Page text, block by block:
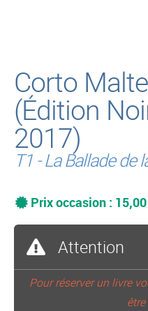
Corto
(Édition
2017)
T1 - La Ballade de
Prix occasion :
Attention
Pour réserver un livre